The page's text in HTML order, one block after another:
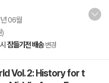
06월
)
잠들기전 배송 변경
Vol. 2: History for t